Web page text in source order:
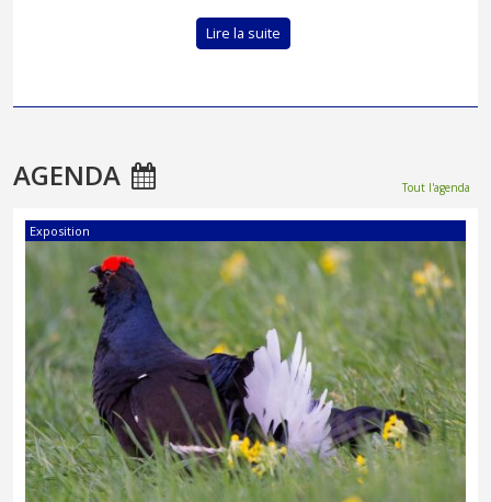
Lire la suite
AGENDA Tout l'agenda
Exposition